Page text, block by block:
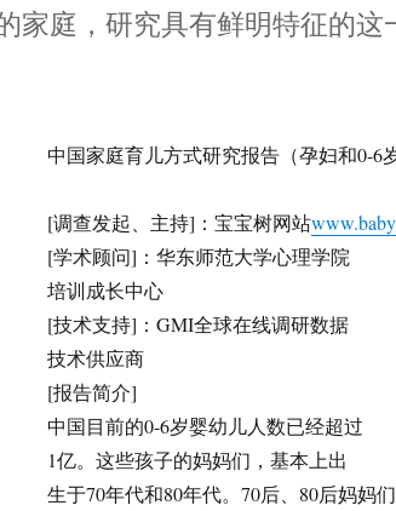
家庭，研究具有鲜明特征的
中国家庭育儿方式研究报告（孕妇和0-6
[调查发起、主持]：宝宝树网站
[学术顾问]：华东师范大学心理学院
培训成长中心
[技术支持]：GMI全球在线调研数据
技术供应商
[报告简介]
中国目前的0-6岁婴幼儿人数已经超过
1亿。这些孩子的妈妈们，基本上出
生于70年代和80年代。70后、80后妈妈